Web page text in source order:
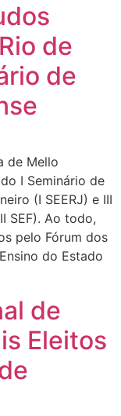
de
de
de Mello
I Seminário de
(I SEERJ) e III
SEF). Ao todo,
pelo Fórum dos
do Estado
de
Eleitos